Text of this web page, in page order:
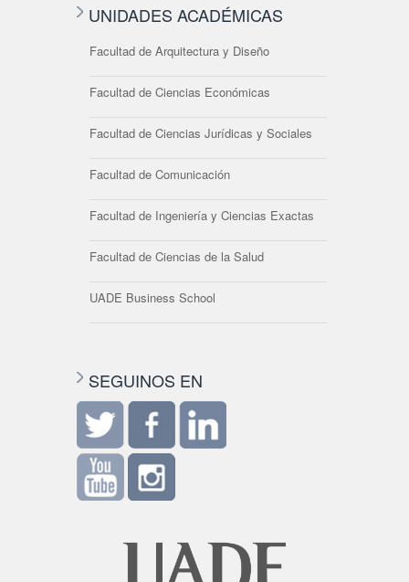
UNIDADES ACADÉMICAS
Facultad de Arquitectura y Diseño
Facultad de Ciencias Económicas
Facultad de Ciencias Jurídicas y Sociales
Facultad de Comunicación
Facultad de Ingeniería y Ciencias Exactas
Facultad de Ciencias de la Salud
UADE Business School
SEGUINOS EN